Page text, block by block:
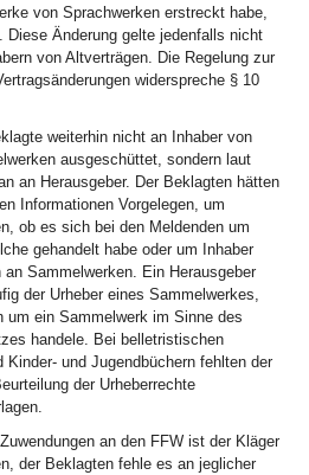
von Sprachwerken erstreckt habe,
Diese Änderung gelte jedenfalls nicht
von Altverträgen. Die Regelung zur
widerspreche § 10
weiterhin nicht an Inhaber von
ausgeschüttet, sondern laut
an Herausgeber. Der Beklagten hätten
Informationen Vorgelegen, um
ob es sich bei den Meldenden um
gehandelt habe oder um Inhaber
an Sammelwerken. Ein Herausgeber
der Urheber eines Sammelwerkes,
um ein Sammelwerk im Sinne des
handele. Bei belletristischen
Kinder- und Jugendbüchern fehlten der
der Urheberrechte
an den FFW ist der Kläger
der Beklagten fehle es an jeglicher